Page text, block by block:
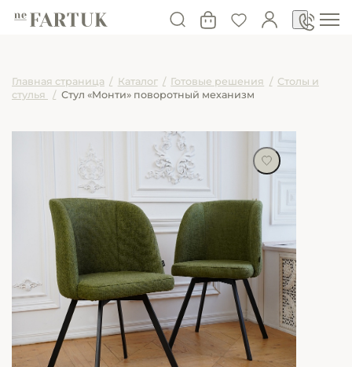
Главная страница / Каталог / Готовые решения / Столы и
стулья
/ Стул «Монти» поворотный механизм